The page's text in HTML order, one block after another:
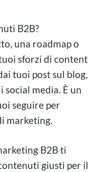
B2B?
una roadmap o
sforzi di content
tuoi post sul blog,
social media. È un
seguire per
marketing.
B2B ti
giusti per il